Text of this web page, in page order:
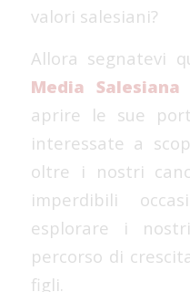
valori salesiani?
Allora segnatevi
Media
aprire le sue
interessate a
oltre i nostri
imperdibili
esplorare i
percorso di
figli.